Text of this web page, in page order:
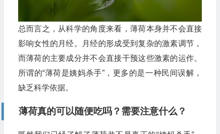
总而言之，从科学的角度来看，薄荷本身并不会直接
影响女性的月经。月经的形成受到复杂的激素调节，
而薄荷的主要成分并不会直接干预这些激素的运作。
所谓的“薄荷是姨妈杀手”，更多的是一种民间误解，
缺乏科学依据。
薄荷真的可以随便吃吗？需要注意什么？